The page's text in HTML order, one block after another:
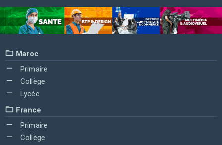
Maroc
Primaire
Collège
Lycée
France
Primaire
Collège